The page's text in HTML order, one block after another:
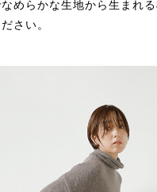
めらかな生地から生まれ
さい。